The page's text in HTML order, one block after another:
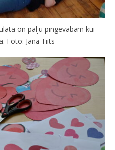
on palju pingevabam kui
Foto: Jana Tiits